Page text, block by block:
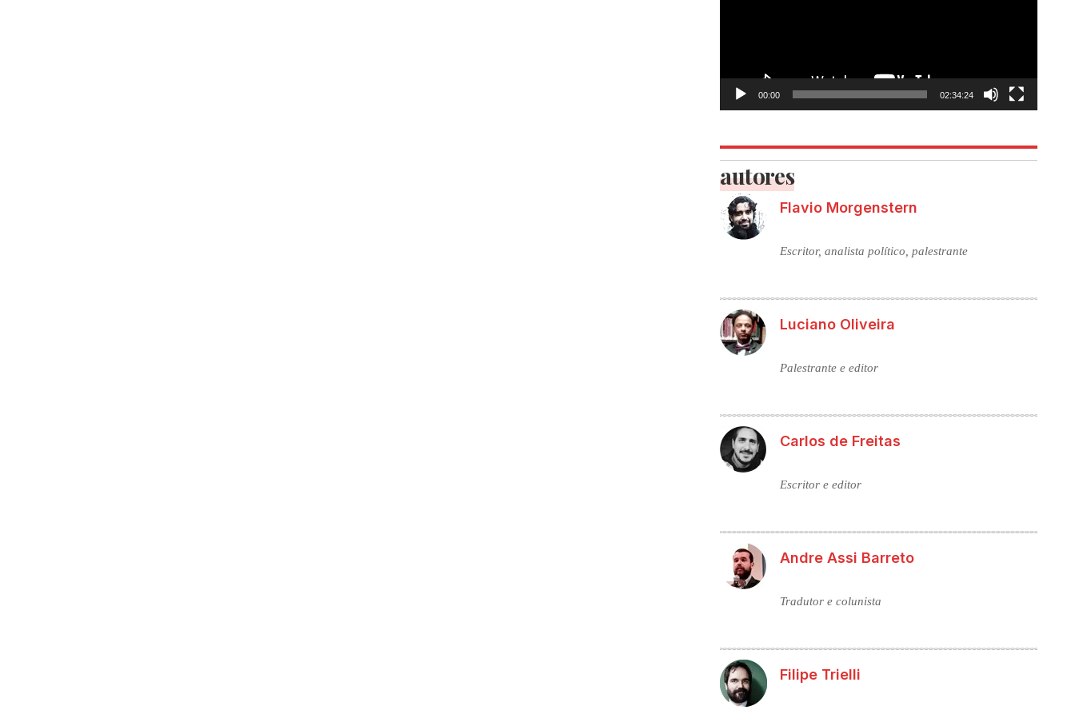
00:00 02:34:24
autores
Flavio Morgenstern
Escritor, analista político, palestrante
Luciano Oliveira
Palestrante e editor
Carlos de Freitas
Escritor e editor
Andre Assi Barreto
Tradutor e colunista
Filipe Trielli